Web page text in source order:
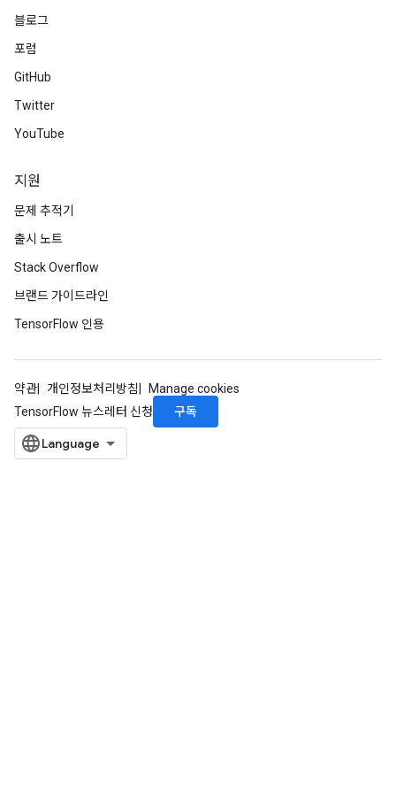
블로그
포럼
GitHub
Twitter
YouTube
지원
문제 추적기
출시 노트
Stack Overflow
브랜드 가이드라인
TensorFlow 인용
약관 개인정보처리방침
Manage cookies
TensorFlow 뉴스레터 신청
구독